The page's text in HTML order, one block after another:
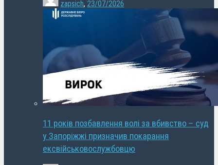
zapsich, 23/07/2026
11 років позбавлення волі за вбивство – суд
у Запоріжжі призначив покарання
ексвійськовослужбовцю